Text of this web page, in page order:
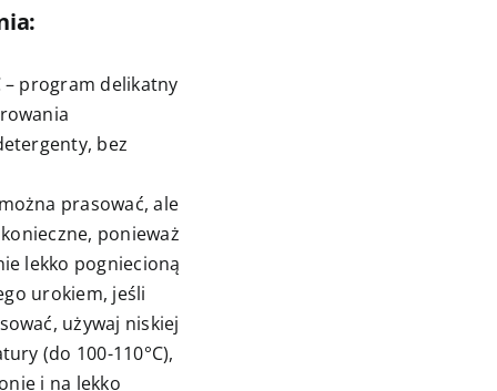
– program delikatny
bez
prasować, ale
ponieważ
lekko pogniecioną
urokiem, jeśli
używaj niskiej
(do 100-110°C),
i na lekko